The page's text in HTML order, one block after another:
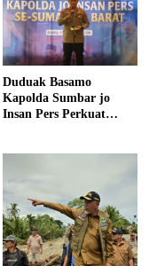
Duduak Basamo
Kapolda Sumbar jo
Insan Pers Perkuat